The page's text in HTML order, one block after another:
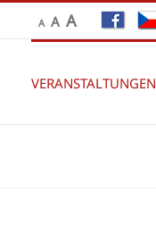
A A A
VERANSTALTUNGEN